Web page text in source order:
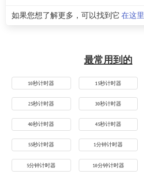
如果您想了解更多，可以找到它 在这里
最常用到的
10秒计时器 15秒计时器
25秒计时器 30秒计时器
40秒计时器 45秒计时器
55秒计时器 1分钟计时器
5分钟计时器 10分钟计时器